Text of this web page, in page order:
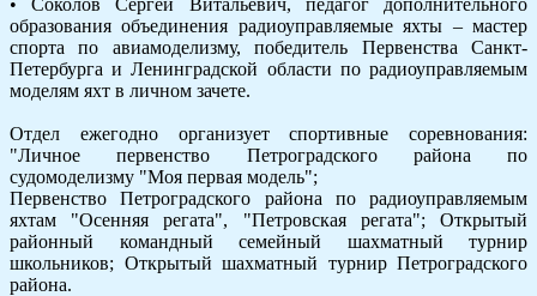
образования объединения радиоуправляемые яхты – мастер
спорта по авиамоделизму, победитель Первенства Санкт-
Петербурга и Ленинградской области по радиоуправляемым
моделям яхт в личном зачете.
Отдел ежегодно организует спортивные соревнования:
"Личное первенство Петроградского района по
судомоделизму "Моя первая модель";
Первенство Петроградского района по радиоуправляемым
яхтам "Осенняя регата", "Петровская регата"; Открытый
районный командный семейный шахматный турнир
школьников; Открытый шахматный турнир Петроградского
района.